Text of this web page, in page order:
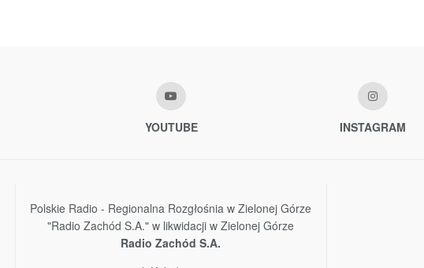
YOUTUBE INSTAGRAM
Polskie Radio - Regionalna Rozgłośnia w Zielonej Górze
"Radio Zachód S.A." w likwidacji w Zielonej Górze
Radio Zachód S.A.